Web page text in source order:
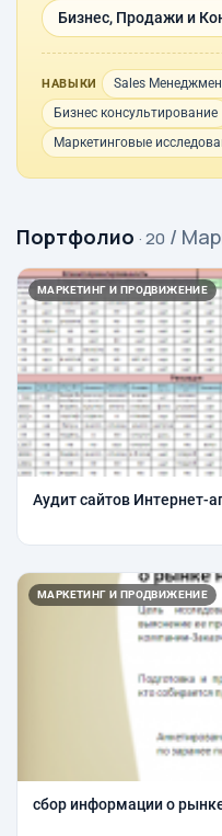
Бизнес, Продажи и
НАВЫКИ Sales
Бизнес консультирование
Маркетинговые
Портфолио · 20 /
МАРКЕТИНГ И ПРОДВИЖЕНИЕ
Аудит сайтов Интернет-
МАРКЕТИНГ И ПРОДВИЖЕНИЕ
сбор информации о